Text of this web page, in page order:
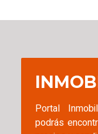
Portal
podrás